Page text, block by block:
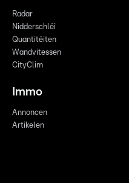
Radar
Nidderschléi
Quantitéiten
Wandvitessen
CityClim
Immo
Annoncen
Artikelen